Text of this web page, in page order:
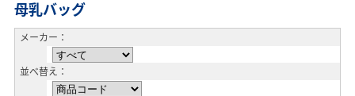
母乳バッグ
メーカー：
並べ替え：